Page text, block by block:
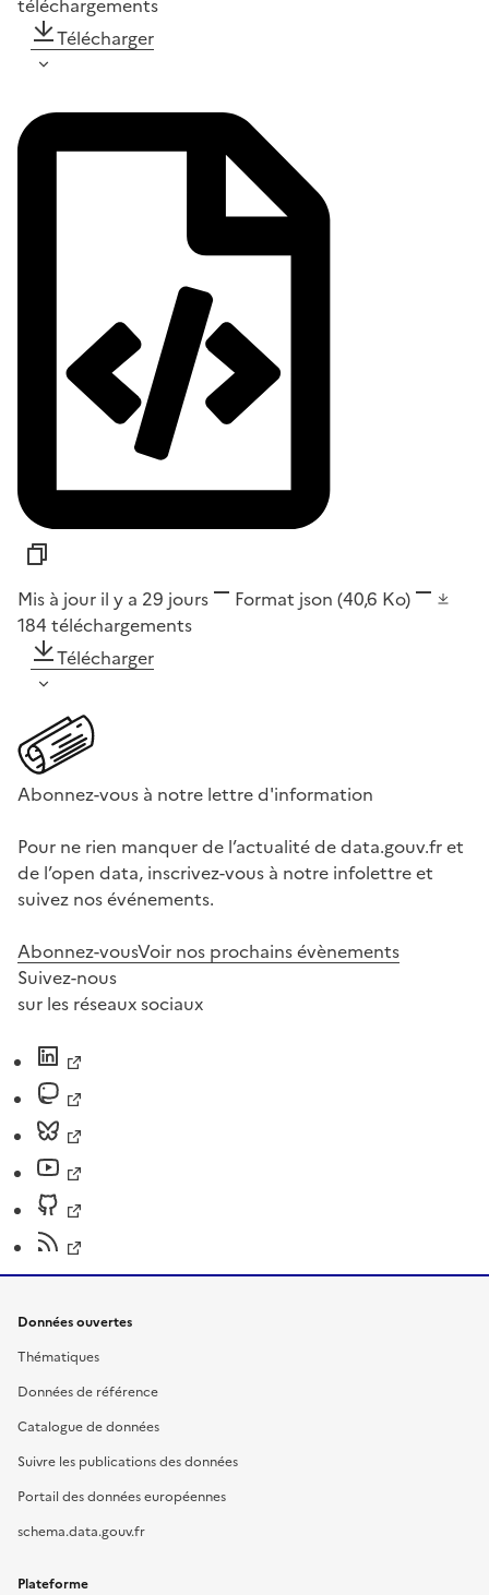
téléchargements
Télécharger
Mis à jour il y a 29 jours Format json (40,6 Ko)
184 téléchargements
Télécharger
Abonnez-vous à notre lettre d'information
Pour ne rien manquer de l’actualité de data.gouv.fr et
de l’open data, inscrivez-vous à notre infolettre et
suivez nos événements.
Abonnez-vousVoir nos prochains évènements
Suivez-nous
sur les réseaux sociaux
Données ouvertes
Thématiques
Données de référence
Catalogue de données
Suivre les publications des données
Portail des données européennes
schema.data.gouv.fr
Plateforme